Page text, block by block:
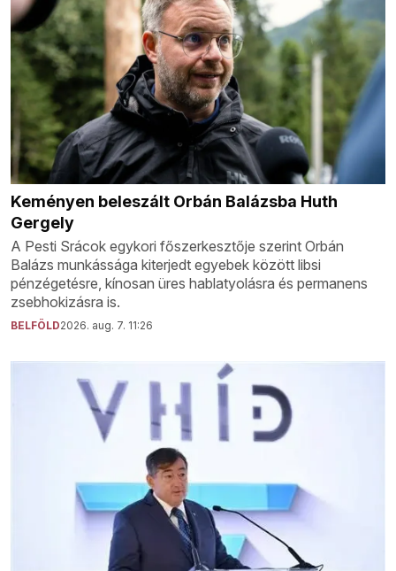
Keményen beleszált Orbán Balázsba Huth
Gergely
A Pesti Srácok egykori főszerkesztője szerint Orbán
Balázs munkássága kiterjedt egyebek között libsi
pénzégetésre, kínosan üres hablatyolásra és permanens
zsebhokizásra is.
BELFÖLD2026. aug. 7. 11:26